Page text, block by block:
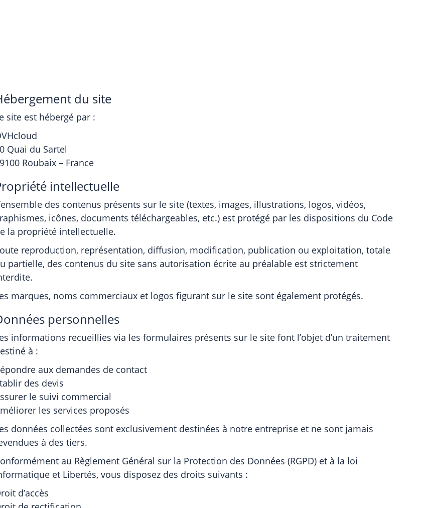
du site
site est hébergé par :
Quai du Sartel
Roubaix – France
intellectuelle
des contenus présents sur le site (textes, images, illustrations, logos, vidéos,
icônes, documents téléchargeables, etc.) est protégé par les dispositions du Code
la propriété intellectuelle.
reproduction, représentation, diffusion, modification, publication ou exploitation, totale
partielle, des contenus du site sans autorisation écrite au préalable est strictement
marques, noms commerciaux et logos figurant sur le site sont également protégés.
personnelles
informations recueillies via les formulaires présents sur le site font l’objet d’un traitement
à :
aux demandes de contact
des devis
le suivi commercial
les services proposés
données collectées sont exclusivement destinées à notre entreprise et ne sont jamais
à des tiers.
au Règlement Général sur la Protection des Données (RGPD) et à la loi
et Libertés, vous disposez des droits suivants :
d’accès